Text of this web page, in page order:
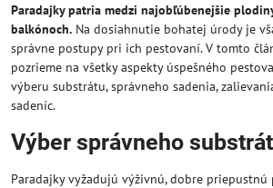
Paradajky patria medzi najobľúbenejšie
balkónoch. Na dosiahnutie bohatej úrody je
správne postupy pri ich pestovaní. V tomto
pozrieme na všetky aspekty úspešného
výberu substrátu, správneho sadenia,
sadeníc.
Výber správneho
Paradajky vyžadujú výživnú, dobre